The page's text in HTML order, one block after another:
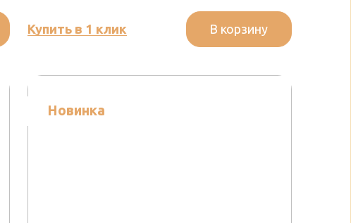
Купить в 1 клик В корзину
Новинка